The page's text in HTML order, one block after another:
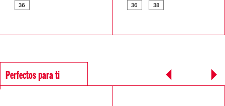
36 36 38
Perfectos para ti